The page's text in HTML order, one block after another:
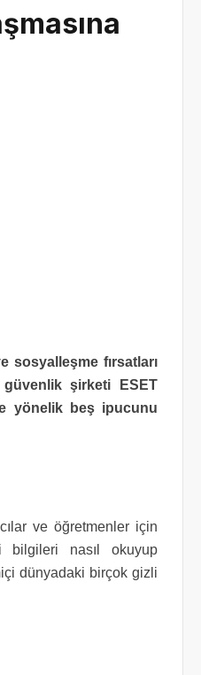
sosyalleşme fırsatları
şirketi ESET
yönelik beş ipucunu
ve öğretmenler için
bilgileri nasıl okuyup
dünyadaki birçok gizli